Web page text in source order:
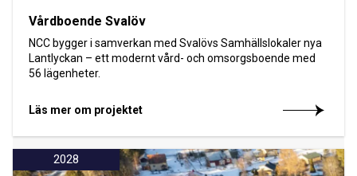
Vårdboende Svalöv
NCC bygger i samverkan med Svalövs Samhällslokaler nya
Lantlyckan – ett modernt vård- och omsorgsboende med
56 lägenheter.
Läs mer om projektet
2028